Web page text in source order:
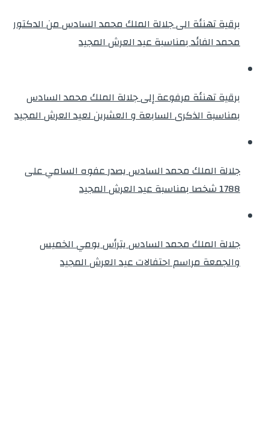
برقية تهنئة الى جلالة الملك محمد السادس من الدكتور
محمد الفائد بمناسبة عيد العرش المجيد
برقية تهنئة مرفوعة إلى جلالة الملك محمد السادس
بمناسبة الذكرى السابعة و العشرين لعيد العرش المجيد
جلالة الملك محمد السادس يصدر عفوه السامي على
1788 شخصا بمناسبة عيد العرش المجيد
جلالة الملك محمد السادس يترأس يومي الخميس
والجمعة مراسم احتفالات عيد العرش المجيد